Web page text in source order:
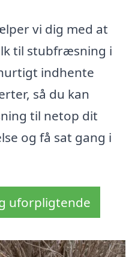
vi dig med at
til stubfræsning i
indhente
så du kan
til netop dit
og få sat gang i
uforpligtende